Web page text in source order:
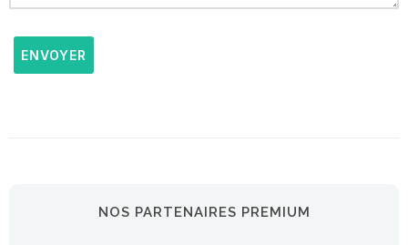
ENVOYER
NOS PARTENAIRES PREMIUM